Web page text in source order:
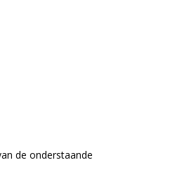
de onderstaande